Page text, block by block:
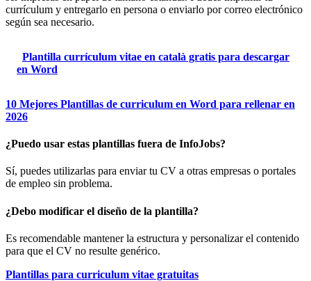
currículum y entregarlo en persona o enviarlo por correo electrónico
según sea necesario.
Plantilla currículum vitae en català gratis para descargar
en Word
10 Mejores Plantillas de curriculum en Word para rellenar en
2026
¿Puedo usar estas plantillas fuera de InfoJobs?
Sí, puedes utilizarlas para enviar tu CV a otras empresas o portales
de empleo sin problema.
¿Debo modificar el diseño de la plantilla?
Es recomendable mantener la estructura y personalizar el contenido
para que el CV no resulte genérico.
Plantillas para curriculum vitae gratuitas